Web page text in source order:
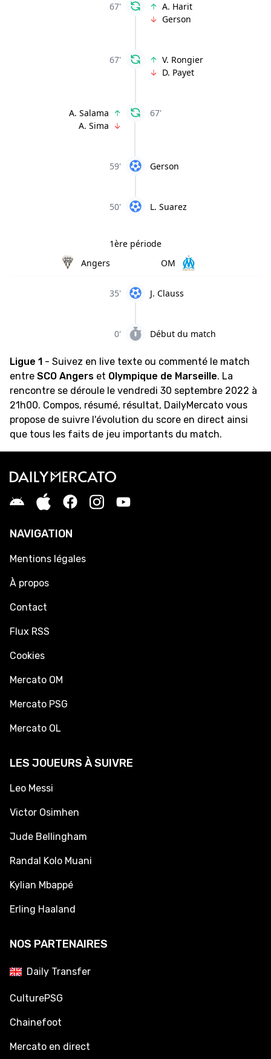
67'
A. Harit
Gerson
67'
V. Rongier
D. Payet
67'
A. Salama
A. Sima
59' Gerson
50' L. Suarez
1ère période
Angers
OM
35' J. Clauss
0' Début du match
Ligue 1 - Suivez en live texte ou commenté le match
entre SCO Angers et Olympique de Marseille. La
rencontre se déroule le vendredi 30 septembre 2022 à
21h00. Compos, résumé, résultat, DailyMercato vous
propose de suivre l'évolution du score en direct ainsi
que tous les faits de jeu importants du match.
NAVIGATION
Mentions légales
À propos
Contact
Flux RSS
Cookies
Mercato OM
Mercato PSG
Mercato OL
LES JOUEURS À SUIVRE
Leo Messi
Victor Osimhen
Jude Bellingham
Randal Kolo Muani
Kylian Mbappé
Erling Haaland
NOS PARTENAIRES
Daily Transfer
CulturePSG
Chainefoot
Mercato en direct